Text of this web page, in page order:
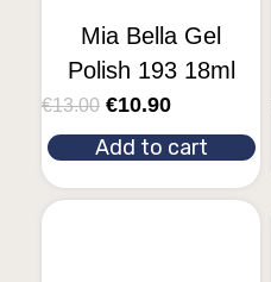
Mia Bella Gel
Polish 193 18ml
€13.00 €10.90
Add to cart